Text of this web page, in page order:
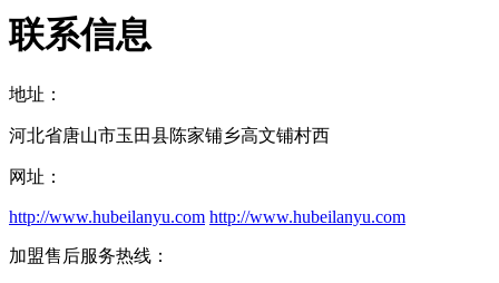
联系信息
地址：
河北省唐山市玉田县陈家铺乡高文铺村西
网址：
http://www.hubeilanyu.com http://www.hubeilanyu.com
加盟售后服务热线：